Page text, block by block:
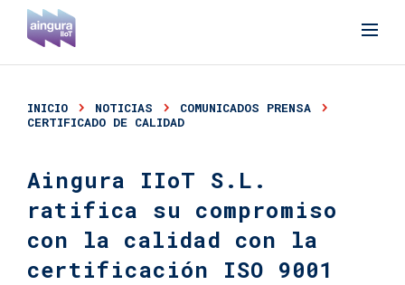
INICIO NOTICIAS
COMUNICADOS PRENSA
CERTIFICADO DE CALIDAD
Aingura IIoT S.L.
ratifica su compromiso
con la calidad con la
certificación ISO 9001